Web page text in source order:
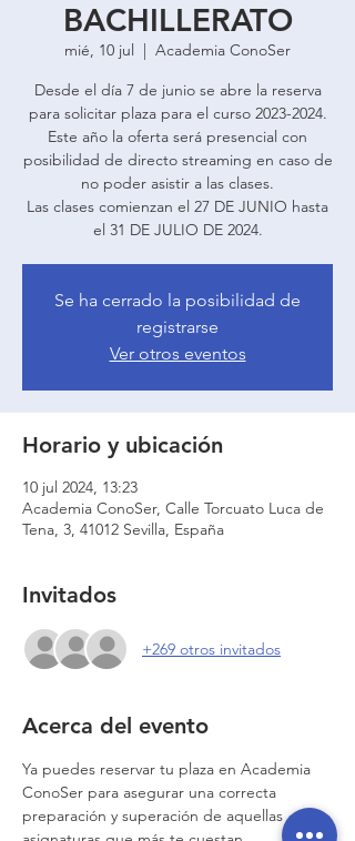
BACHILLERATO
mié, 10 jul
  |
Academia ConoSer
Desde el día 7 de junio se abre la reserva
para solicitar plaza para el curso 2023-2024.
Este año la oferta será presencial con
posibilidad de directo streaming en caso de
no poder asistir a las clases.
Las clases comienzan el 27 DE JUNIO hasta
el 31 DE JULIO DE 2024.
Se ha cerrado la posibilidad de
registrarse
Ver otros eventos
Horario y ubicación
10 jul 2024, 13:23
Academia ConoSer, Calle Torcuato Luca de
Tena, 3, 41012 Sevilla, España
Invitados
+269 otros invitados
Acerca del evento
Ya puedes reservar tu plaza en Academia
ConoSer para asegurar una correcta
preparación y superación de aquellas